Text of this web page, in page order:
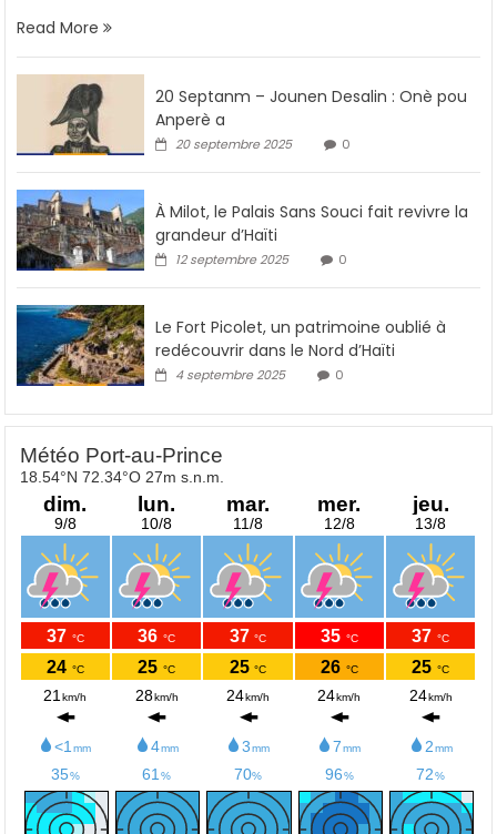
Read More
20 Septanm – Jounen Desalin : Onè pou
Anperè a
20 septembre 2025 0
À Milot, le Palais Sans Souci fait revivre la
grandeur d’Haïti
12 septembre 2025 0
Le Fort Picolet, un patrimoine oublié à
redécouvrir dans le Nord d’Haïti
4 septembre 2025 0